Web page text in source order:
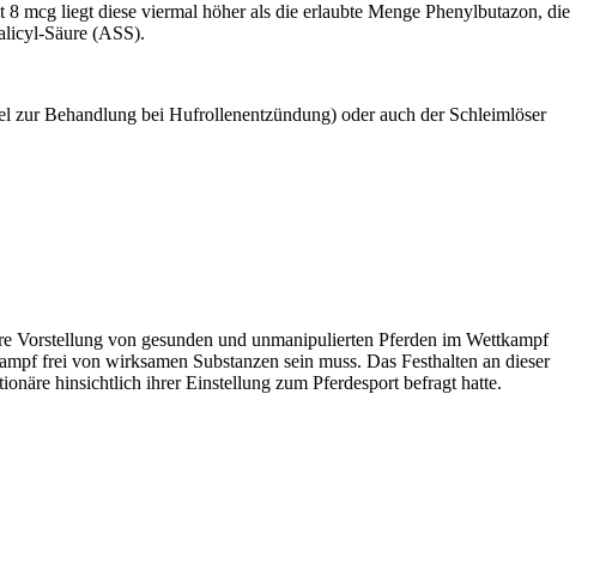
mcg liegt diese viermal höher als die erlaubte Menge Phenylbutazon, die
Säure (ASS).
Behandlung bei Hufrollenentzündung) oder auch der Schleimlöser
Vorstellung von gesunden und unmanipulierten Pferden im Wettkampf
frei von wirksamen Substanzen sein muss. Das Festhalten an dieser
hinsichtlich ihrer Einstellung zum Pferdesport befragt hatte.